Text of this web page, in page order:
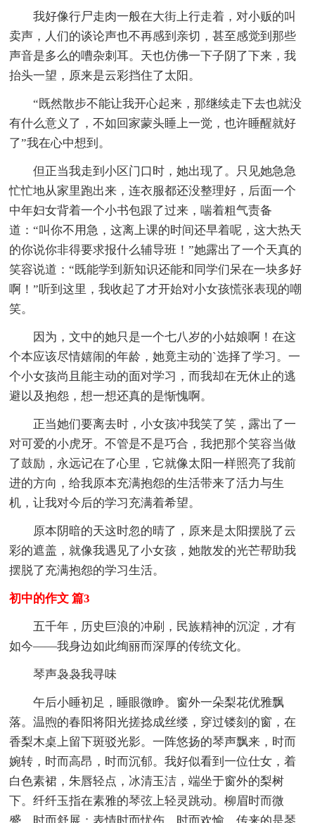
我好像行尸走肉一般在大街上行走着，对小贩的叫
卖声，人们的谈论声也不再感到亲切，甚至感觉到那些
声音是多么的嘈杂刺耳。天也仿佛一下子阴了下来，我
抬头一望，原来是云彩挡住了太阳。
“既然散步不能让我开心起来，那继续走下去也就没
有什么意义了，不如回家蒙头睡上一觉，也许睡醒就好
了”我在心中想到。
但正当我走到小区门口时，她出现了。只见她急急
忙忙地从家里跑出来，连衣服都还没整理好，后面一个
中年妇女背着一个小书包跟了过来，喘着粗气责备
道：“叫你不用急，这离上课的时间还早着呢，这大热天
的你说你非得要求报什么辅导班！”她露出了一个天真的
笑容说道：“既能学到新知识还能和同学们呆在一块多好
啊！”听到这里，我收起了才开始对小女孩慌张表现的嘲
笑。
因为，文中的她只是一个七八岁的小姑娘啊！在这
个本应该尽情嬉闹的年龄，她竟主动的`选择了学习。一
个小女孩尚且能主动的面对学习，而我却在无休止的逃
避以及抱怨，想一想还真的是惭愧啊。
正当她们要离去时，小女孩冲我笑了笑，露出了一
对可爱的小虎牙。不管是不是巧合，我把那个笑容当做
了鼓励，永远记在了心里，它就像太阳一样照亮了我前
进的方向，给我原本充满抱怨的生活带来了活力与生
机，让我对今后的学习充满着希望。
原本阴暗的天这时忽的晴了，原来是太阳摆脱了云
彩的遮盖，就像我遇见了小女孩，她散发的光芒帮助我
摆脱了充满抱怨的学习生活。
初中的作文 篇3
五千年，历史巨浪的冲刷，民族精神的沉淀，才有
如今——我身边如此绚丽而深厚的传统文化。
琴声袅袅我寻味
午后小睡初足，睡眼微睁。窗外一朵梨花优雅飘
落。温煦的春阳将阳光搓捻成丝缕，穿过镂刻的窗，在
香梨木桌上留下斑驳光影。一阵悠扬的琴声飘来，时而
婉转，时而高昂，时而沉郁。我好似看到一位仕女，着
白色素裙，朱唇轻点，冰清玉洁，端坐于窗外的梨树
下。纤纤玉指在素雅的琴弦上轻灵跳动。柳眉时而微
蹙，时而舒展；表情时而忧伤，时而欢愉。传来的是琴